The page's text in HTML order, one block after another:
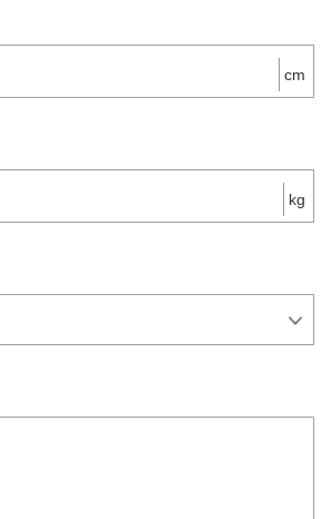
cm
kg